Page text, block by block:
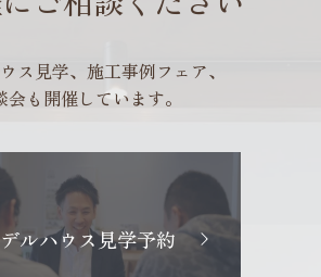
ス見学、施工事例フェア、
会も開催しています。
ルハウス見学予約